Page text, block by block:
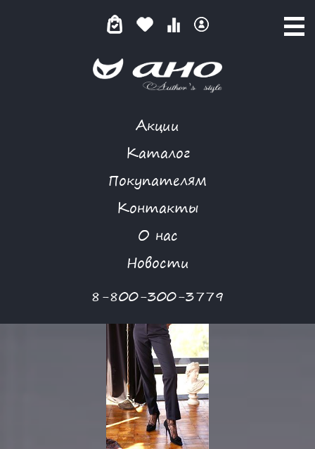
Акции
Каталог
Покупателям
Контакты
О нас
Новости
8-800-300-3779
MORGANNA